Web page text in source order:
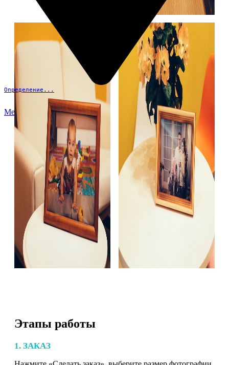
Определение...
Меню
Этапы работы
1. ЗАКАЗ